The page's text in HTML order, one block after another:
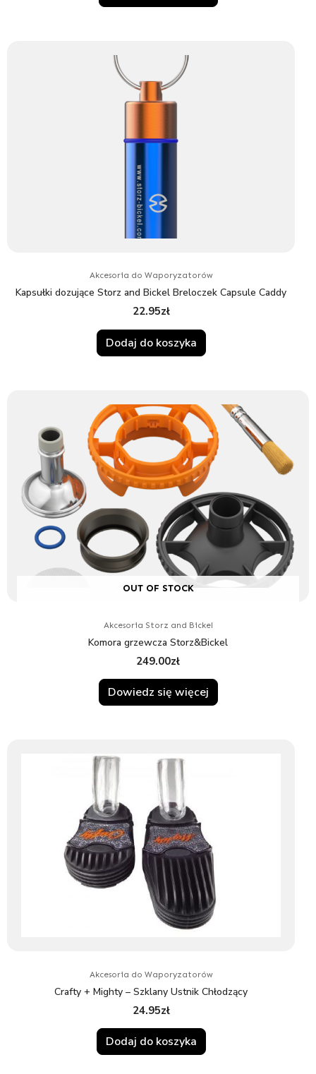
Akcesoria do Waporyzatorów
Kapsułki dozujące Storz and Bickel Breloczek Capsule Caddy
22.95zł
Dodaj do koszyka
OUT OF STOCK
Akcesoria Storz and Bickel
Komora grzewcza Storz&Bickel
249.00zł
Dowiedz się więcej
Akcesoria do Waporyzatorów
Crafty + Mighty – Szklany Ustnik Chłodzący
24.95zł
Dodaj do koszyka